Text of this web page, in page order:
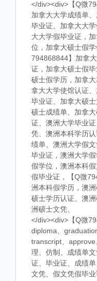
</div><div>【Q微
加拿大大学成绩单
毕业证、加拿大大
大大学假毕业证，
位，加拿大硕士假
794868844】加拿
证，加拿大硕士假
硕士假学历，加拿
拿大大学使馆认证
毕业证、加拿大硕
硕士成绩单、加拿
证、澳洲大学毕业
凭、澳洲本科学历
绩单、澳洲大学假
毕业证，澳洲大学
假学位，澳洲本科
假毕业证，【Q微
洲本科假学历，澳
硕士学历认证、澳
洲硕士文凭、
</div><div>【Q微
diploma、
transcript、
理、仿制、成绩单
证、毕业证、成绩
文凭、假文凭假毕